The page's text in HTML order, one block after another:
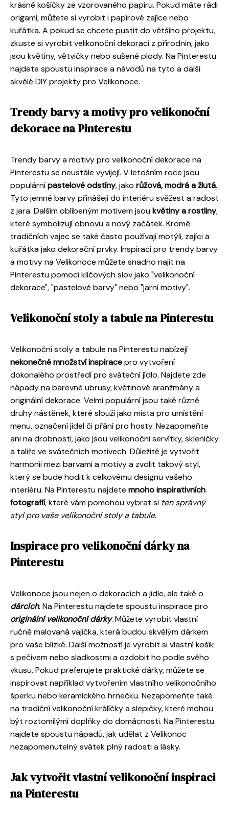
krásné košíčky ze vzorovaného papíru. Pokud máte rádi
origami, můžete si vyrobit i papírové zajíce nebo
kuřátka. A pokud se chcete pustit do většího projektu,
zkuste si vyrobit velikonoční dekoraci z přírodnin, jako
jsou květiny, větvičky nebo sušené plody. Na Pinterestu
najdete spoustu inspirace a návodů na tyto a další
skvělé DIY projekty pro Velikonoce.
Trendy barvy a motivy pro velikonoční
dekorace na Pinterestu
Trendy barvy a motivy pro velikonoční dekorace na
Pinterestu se neustále vyvíjejí. V letošním roce jsou
populárnípastelové odstíny, jako růžová, modrá a žlutá.
Tyto jemné barvy přinášejí do interiéru svěžest a radost
z jara. Dalším oblíbeným motivem jsoukvětiny a rostliny,
které symbolizují obnovu a nový začátek. Kromě
tradičních vajec se také často používají motýli, zajíci a
kuřátka jako dekorační prvky. Inspiraci pro trendy barvy
a motivy na Velikonoce můžete snadno najít na
Pinterestu pomocí klíčových slov jako "velikonoční
dekorace", "pastelové barvy" nebo "jarní motivy".
Velikonoční stoly a tabule na Pinterestu
Velikonoční stoly a tabule na Pinterestu nabízejí
nekonečné množství inspiracepro vytvoření
dokonalého prostředí pro sváteční jídlo. Najdete zde
nápady na barevné ubrusy, květinové aranžmány a
originální dekorace. Velmi populární jsou také různé
druhy nástěnek, které slouží jako místa pro umístění
menu, označení jídel či přání pro hosty. Nezapomeňte
ani na drobnosti, jako jsou velikonoční servítky, skleničky
a talíře ve svátečních motivech. Důležité je vytvořit
harmonii mezi barvami a motivy a zvolit takový styl,
který se bude hodit k celkovému designu vašeho
interiéru. Na Pinterestu najdete mnoho inspirativních
fotografií, které vám pomohou vybrat si ten správný
styl pro vaše velikonoční stoly a tabule.
Inspirace pro velikonoční dárky na
Pinterestu
Velikonoce jsou nejen o dekoracích a jídle, ale také o
dárcích. Na Pinterestu najdete spoustu inspirace pro
originální velikonoční dárky. Můžete vyrobit vlastní
ručně malovaná vajíčka, která budou skvělým dárkem
pro vaše blízké. Další možností je vyrobit si vlastní košík
s pečivem nebo sladkostmi a ozdobit ho podle svého
vkusu. Pokud preferujete praktické dárky, můžete se
inspirovat například vytvořením vlastního velikonočního
šperku nebo keramického hrnečku. Nezapomeňte také
na tradiční velikonoční králíčky a slepičky, které mohou
být roztomilými doplňky do domácnosti. Na Pinterestu
najdete spoustu nápadů, jak udělat z Velikonoc
nezapomenutelný svátek plný radosti a lásky.
Jak vytvořit vlastní velikonoční inspiraci
na Pinterestu